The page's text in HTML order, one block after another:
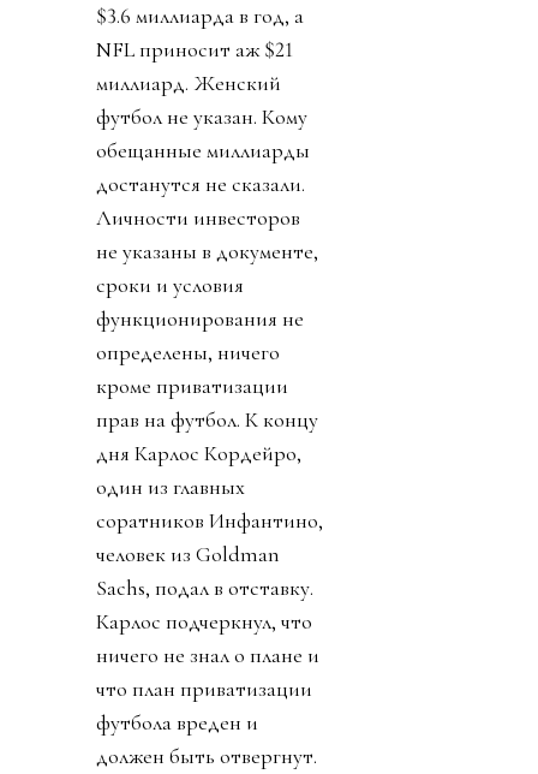
$3.6 миллиарда в год, а
NFL приносит аж $21
миллиард. Женский
футбол не указан. Кому
обещанные миллиарды
достанутся не сказали.
Личности инвесторов
не указаны в документе,
сроки и условия
функционирования не
определены, ничего
кроме приватизации
прав на футбол. К концу
дня Карлос Кордейро,
один из главных
соратников Инфантино,
человек из Goldman
Sachs, подал в отставку.
Карлос подчеркнул, что
ничего не знал о плане и
что план приватизации
футбола вреден и
должен быть отвергнут.